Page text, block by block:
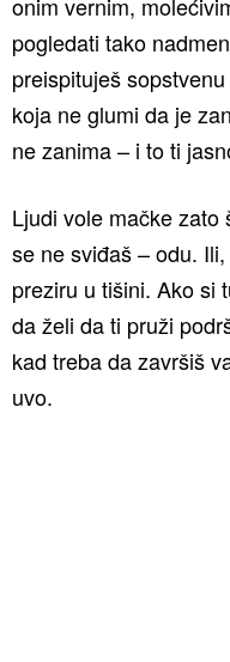
pogledati tako
preispituješ
koja ne glumi da je
ne zanima – i to ti
Ljudi vole mačke zato
se ne sviđaš – odu.
preziru u tišini. Ako si
da želi da ti pruži
kad treba da završiš
uvo.